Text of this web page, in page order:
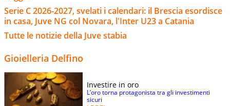
Serie C 2026-2027, svelati i calendari: il Brescia esordisce
in casa, Juve NG col Novara, l'Inter U23 a Catania
Tutte le notizie della Juve stabia
Gioielleria Delfino
Investire in oro
L’oro torna protagonista tra gli investimenti
sicuri